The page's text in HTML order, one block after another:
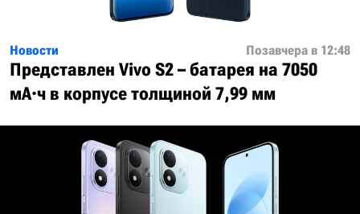
Новости Позавчера в 12:48
Представлен Vivo S2 – батарея на 7050
мА·ч в корпусе толщиной 7,99 мм